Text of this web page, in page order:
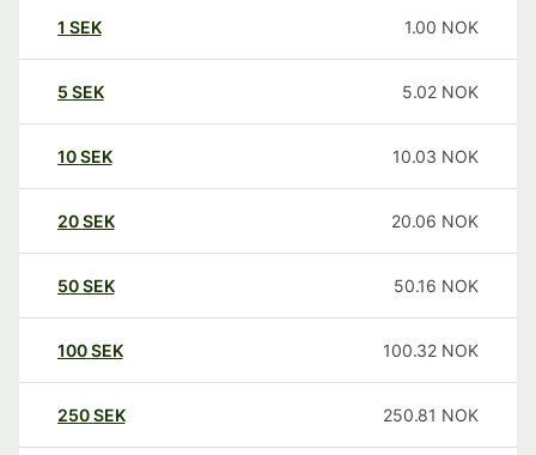
1 SEK 1.00 NOK
5 SEK 5.02 NOK
10SEK 10.03 NOK
20SEK 20.06 NOK
50SEK 50.16 NOK
100SEK 100.32 NOK
250SEK 250.81 NOK